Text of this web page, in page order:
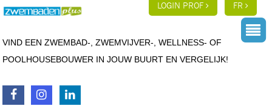
LOGIN PROF FR
VIND EEN ZWEMBAD-, ZWEMVIJVER-, WELLNESS- OF
POOLHOUSEBOUWER IN JOUW BUURT EN VERGELIJK!